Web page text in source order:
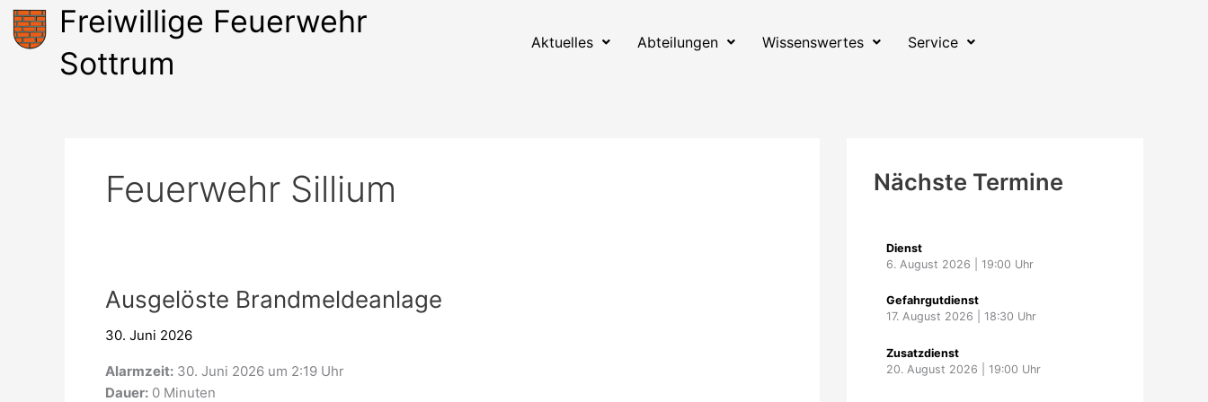
Zum
Inhalt
springen
Freiwillige Feuerwehr
Sottrum
Aktuelles Abteilungen Wissenswertes Service
Feuerwehr Sillium
Ausgelöste Brandmeldeanlage
30. Juni 2026
Alarmzeit: 30. Juni 2026 um 2:19 Uhr
Dauer: 0 Minuten
Ausgelöste
Brandmeldeanlage
Nächste Termine
Dienst
6. August 2026
19:00 Uhr
Gefahrgutdienst
17. August 2026
18:30 Uhr
Zusatzdienst
20. August 2026
19:00 Uhr